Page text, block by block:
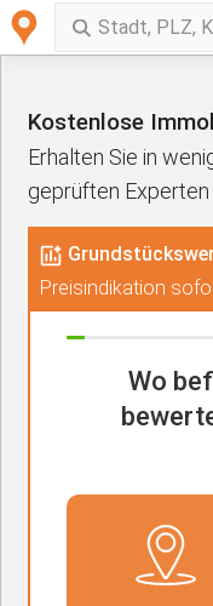
Kostenlose
Erhalten Sie in
geprüften
Preisindikation